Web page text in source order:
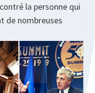
la personne qui
de nombreuses